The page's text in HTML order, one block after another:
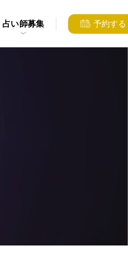
占い師募集 予約する